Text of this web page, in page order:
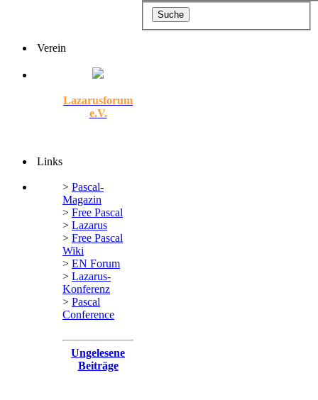
Verein
Lazarusforum
e.V.
Links
> Pascal-
Magazin
> Free Pascal
> Lazarus
> Free Pascal
Wiki
> EN Forum
> Lazarus-
Konferenz
> Pascal
Conference
Ungelesene
Beiträge